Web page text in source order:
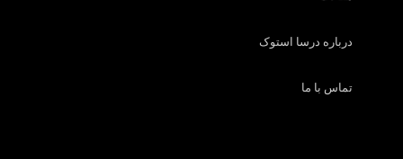
درباره درسا استوک
تماس با ما